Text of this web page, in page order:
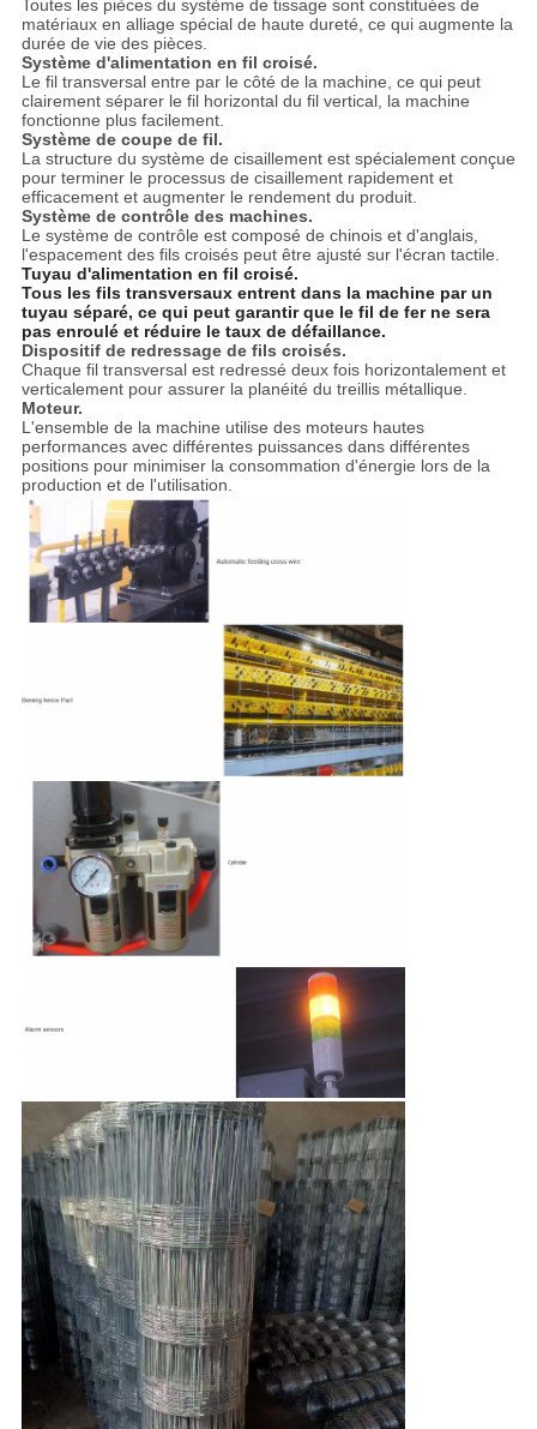
Toutes les pièces du système de tissage sont constituées de
matériaux en alliage spécial de haute dureté, ce qui augmente la
durée de vie des pièces.
Système d'alimentation en fil croisé.
Le fil transversal entre par le côté de la machine, ce qui peut
clairement séparer le fil horizontal du fil vertical, la machine
fonctionne plus facilement.
Système de coupe de fil.
La structure du système de cisaillement est spécialement conçue
pour terminer le processus de cisaillement rapidement et
efficacement et augmenter le rendement du produit.
Système de contrôle des machines.
Le système de contrôle est composé de chinois et d'anglais,
l'espacement des fils croisés peut être ajusté sur l'écran tactile.
Tuyau d'alimentation en fil croisé.
Tous les fils transversaux entrent dans la machine par un
tuyau séparé, ce qui peut garantir que le fil de fer ne sera
pas enroulé et réduire le taux de défaillance.
Dispositif de redressage de fils croisés.
Chaque fil transversal est redressé deux fois horizontalement et
verticalement pour assurer la planéité du treillis métallique.
Moteur.
L'ensemble de la machine utilise des moteurs hautes
performances avec différentes puissances dans différentes
positions pour minimiser la consommation d'énergie lors de la
production et de l'utilisation.